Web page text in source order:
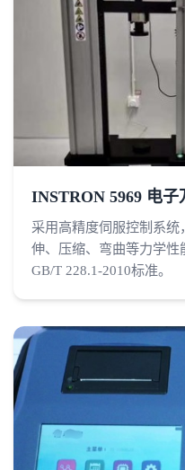
INSTRON 5969 电
采用高精度伺服控制系
伸、压缩、弯曲等力学
GB/T 228.1-2010标准。